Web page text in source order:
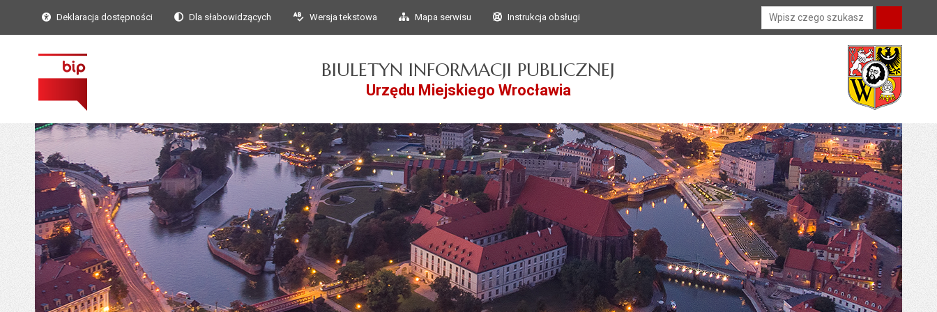
Przejdź do głównego
Przejdź do treści
Deklaracja dostępności Dla słabowidzących Wersja tekstowa Mapa serwisu Instrukcja obsługi Wyszukiwarka
BIULETYN INFORMACJI PUBLICZNEJ
Urzędu Miejskiego Wrocławia